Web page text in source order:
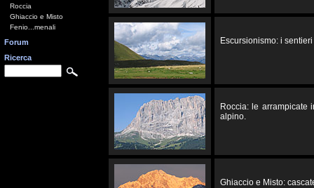
Roccia
Ghiaccio e Misto
Fenio...menali
Forum
Ricerca
Escursionismo: i
Roccia: le arrampicate
alpino.
Ghiaccio e Misto: